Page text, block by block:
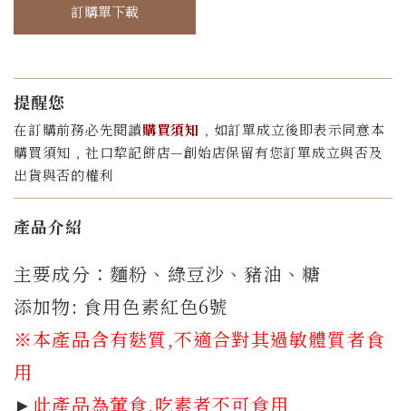
訂購單下載
提醒您
在訂購前務必先閱讀購買須知 ﹐如訂單成立後即表示同意本
購買須知﹐社口犂記餅店—創始店保留有您訂單成立與否及
出貨與否的權利
產品介紹
主要成分：麵粉、綠豆沙、豬油、糖
添加物: 食用色素紅色6號
※本產品含有麩質,不適合對其過敏體質者食
用
► 此產品為葷食,吃素者不可食用